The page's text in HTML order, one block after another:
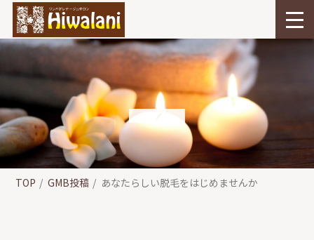
TOP GMB投稿 あなたらしい脱毛をはじめませんか